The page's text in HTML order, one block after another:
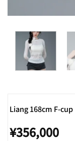
Liang 168cm F-cup
¥356,000